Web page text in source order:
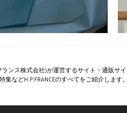
ランス株式会社)が運営するサイト・通販サイ
などH.P.FRANCEのすべてをご紹介します。